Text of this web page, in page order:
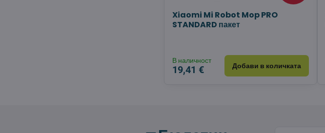
Xiaomi Mi Robot Mop PRO
STANDARD пакет
В наличност
19,41 € Добави в количката